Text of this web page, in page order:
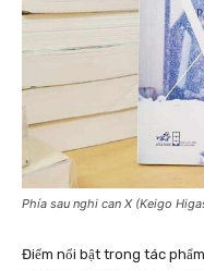
Phía sau nghi can X (Keigo
Điểm nổi bật trong tác